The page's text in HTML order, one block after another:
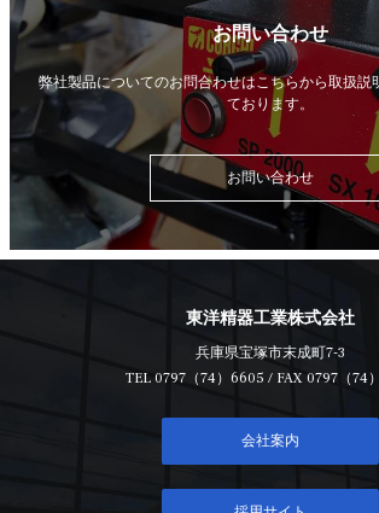
お問い合わせ
弊社製品についてのお問合わせはこちらから取扱説
ております。
お問い合わせ
東洋精器工業株式会社
兵庫県宝塚市末成町7-3
TEL 0797（74）6605 / FAX 0797（74
会社案内